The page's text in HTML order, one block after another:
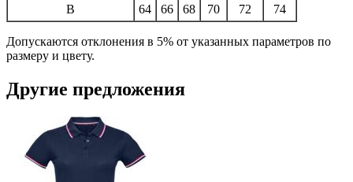
B
64 66 68 70 72 74
Допускаются отклонения в 5% от указанных параметров по
размеру и цвету.
Другие предложения